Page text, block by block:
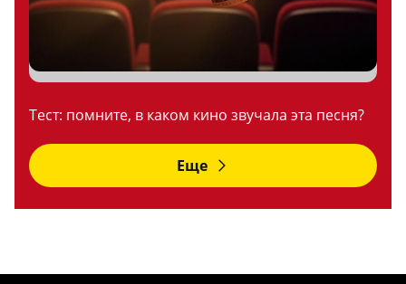
Тест: помните, в каком кино звучала эта песня?
Еще